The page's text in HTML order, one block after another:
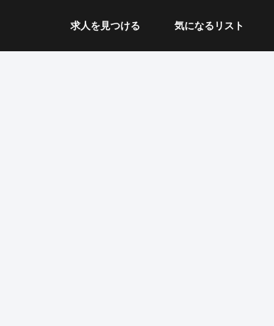
求人を見つける 気になるリスト